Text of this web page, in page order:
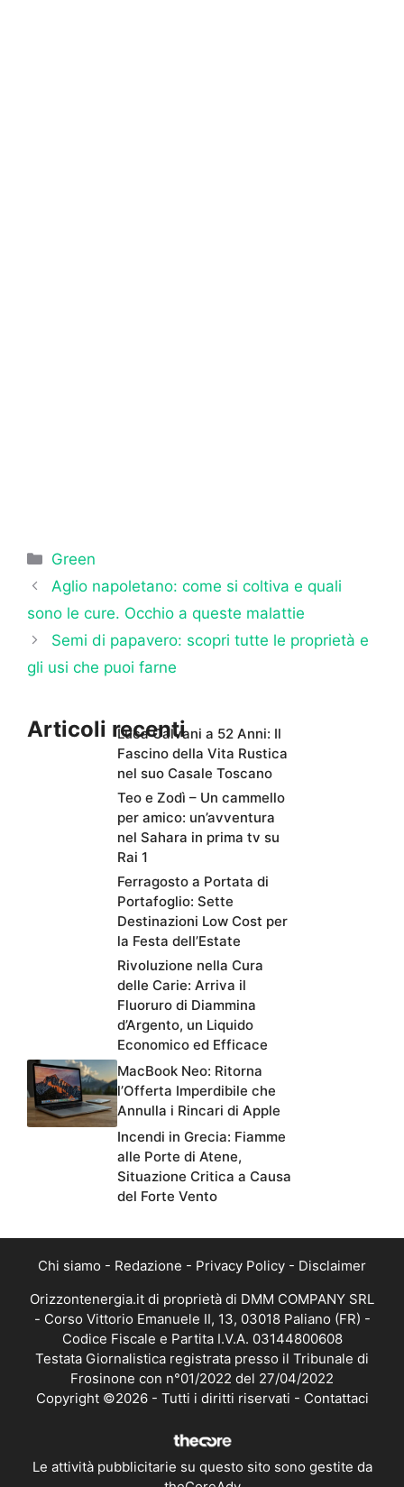
Categorie
Green
Aglio napoletano: come si coltiva e quali
sono le cure. Occhio a queste malattie
Semi di papavero: scopri tutte le proprietà e
gli usi che puoi farne
Articoli recentiLuca Calvani a 52 Anni: Il
Fascino della Vita Rustica
nel suo Casale Toscano
Teo e Zodì – Un cammello
per amico: un’avventura
nel Sahara in prima tv su
Rai 1
Ferragosto a Portata di
Portafoglio: Sette
Destinazioni Low Cost per
la Festa dell’Estate
Rivoluzione nella Cura
delle Carie: Arriva il
Fluoruro di Diammina
d’Argento, un Liquido
Economico ed Efficace
MacBook Neo: Ritorna
l’Offerta Imperdibile che
Annulla i Rincari di Apple
Incendi in Grecia: Fiamme
alle Porte di Atene,
Situazione Critica a Causa
del Forte Vento
Chi siamo - Redazione - Privacy Policy - Disclaimer
Orizzontenergia.it di proprietà di DMM COMPANY SRL
- Corso Vittorio Emanuele II, 13, 03018 Paliano (FR) -
Codice Fiscale e Partita I.V.A. 03144800608
Testata Giornalistica registrata presso il Tribunale di
Frosinone con n°01/2022 del 27/04/2022
Copyright ©2026 - Tutti i diritti riservati - Contattaci
Le attività pubblicitarie su questo sito sono gestite da